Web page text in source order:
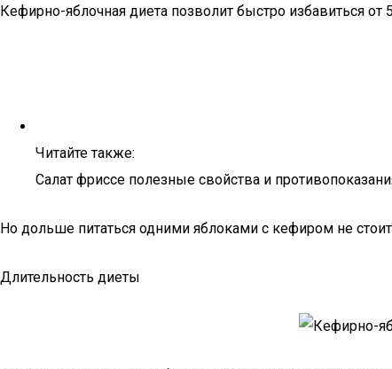
Кефирно-яблочная диета позволит быстро избавиться
Читайте также:
Салат фриссе полезные свойства и
Но дольше питаться одними яблоками с кефиром не
Длительность диеты